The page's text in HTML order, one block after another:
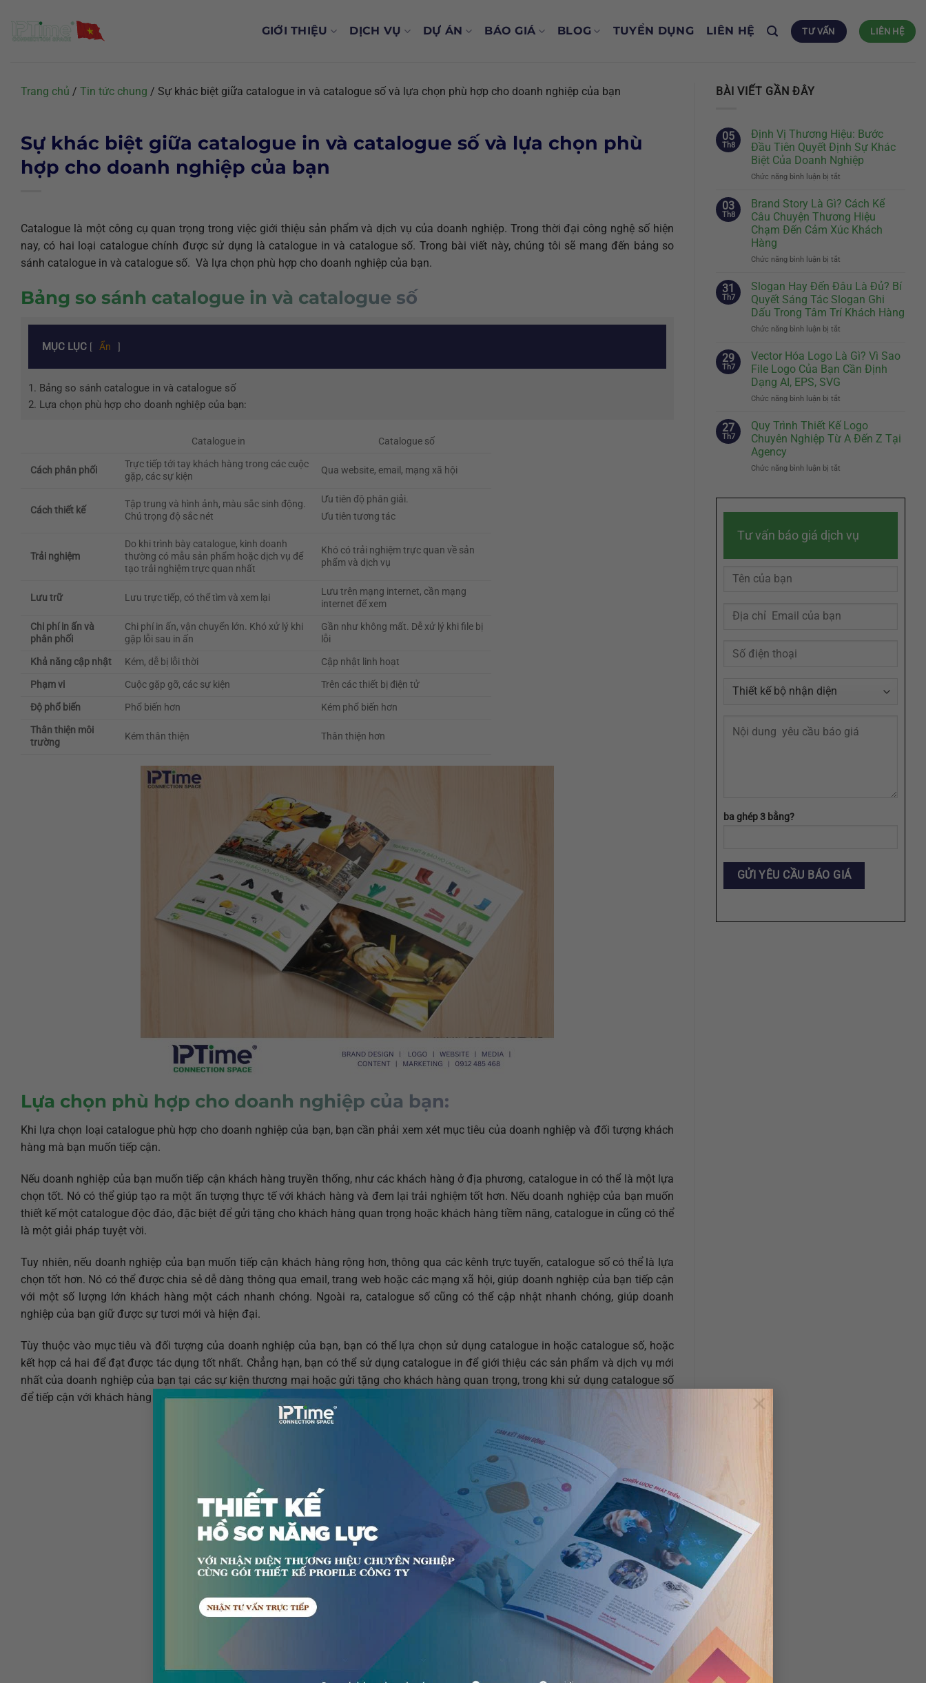
×
đến
GIỚI THIỆU DỊCH VỤ DỰ ÁN BÁO GIÁ BLOG TUYỂN DỤNG LIÊN HỆ TƯ VẤN LIÊN HỆ
Trang chủ / Tin tức chung / Sự khác biệt giữa catalogue in và catalogue số và lựa chọn phù hợp cho doanh nghiệp của bạn
Sự khác biệt giữa catalogue in và catalogue số và lựa chọn phù
hợp cho doanh nghiệp của bạn
Catalogue là một công cụ quan trọng trong việc giới thiệu sản phẩm và dịch vụ của doanh nghiệp. Trong thời đại công nghệ số hiện
nay, có hai loại catalogue chính được sử dụng là catalogue in và catalogue số. Trong bài viết này, chúng tôi sẽ mang đến bảng so
sánh catalogue in và catalogue số. Và lựa chọn phù hợp cho doanh nghiệp của bạn.
Bảng so sánh catalogue in và catalogue số
MỤC LỤC [ Ẩn ]
1. Bảng so sánh catalogue in và catalogue số
2. Lựa chọn phù hợp cho doanh nghiệp của bạn:
Catalogue in Catalogue số
Cách phân phối
Trực tiếp tới tay khách hàng trong các cuộc
gặp, các sự kiện
Qua website, email, mạng xã hội
Cách thiết kế
Tập trung và hình ảnh, màu sắc sinh động.
Chú trọng độ sắc nét
Ưu tiên độ phân giải.
Ưu tiên tương tác
Trải nghiệm
Do khi trình bày catalogue, kinh doanh
thường có mẫu sản phẩm hoặc dịch vụ để
tạo trải nghiệm trực quan nhất
Khó có trải nghiệm trực quan về sản
phẩm và dịch vụ
Lưu trữ Lưu trực tiếp, có thể tìm và xem lại
Lưu trên mạng internet, cần mạng
internet để xem
Chi phí in ấn và
phân phối
Chi phí in ấn, vận chuyển lớn. Khó xử lý khi
gặp lỗi sau in ấn
Gần như không mất. Dễ xử lý khi file bị
lỗi
Khả năng cập nhật
Kém, dễ bị lỗi thời
Cập nhật linh hoạt
Phạm vi
Cuộc gặp gỡ, các sự kiện
Trên các thiết bị điện tử
Độ phổ biến
Phổ biến hơn
Kém phổ biến hơn
Thân thiện môi
trường
Kém thân thiện Thân thiện hơn
Lựa chọn phù hợp cho doanh nghiệp của bạn:
Khi lựa chọn loại catalogue phù hợp cho doanh nghiệp của bạn, bạn cần phải xem xét mục tiêu của doanh nghiệp và đối tượng khách
hàng mà bạn muốn tiếp cận.
Nếu doanh nghiệp của bạn muốn tiếp cận khách hàng truyền thống, như các khách hàng ở địa phương, catalogue in có thể là một lựa
chọn tốt. Nó có thể giúp tạo ra một ấn tượng thực tế với khách hàng và đem lại trải nghiệm tốt hơn. Nếu doanh nghiệp của bạn muốn
thiết kế một catalogue độc đáo, đặc biệt để gửi tặng cho khách hàng quan trọng hoặc khách hàng tiềm năng, catalogue in cũng có thể
là một giải pháp tuyệt vời.
Tuy nhiên, nếu doanh nghiệp của bạn muốn tiếp cận khách hàng rộng hơn, thông qua các kênh trực tuyến, catalogue số có thể là lựa
chọn tốt hơn. Nó có thể được chia sẻ dễ dàng thông qua email, trang web hoặc các mạng xã hội, giúp doanh nghiệp của bạn tiếp cận
với một số lượng lớn khách hàng một cách nhanh chóng. Ngoài ra, catalogue số cũng có thể cập nhật nhanh chóng, giúp doanh
nghiệp của bạn giữ được sự tươi mới và hiện đại.
Tùy thuộc vào mục tiêu và đối tượng của doanh nghiệp của bạn, bạn có thể lựa chọn sử dụng catalogue in hoặc catalogue số, hoặc
kết hợp cả hai để đạt được tác dụng tốt nhất. Chẳng hạn, bạn có thể sử dụng catalogue in để giới thiệu các sản phẩm và dịch vụ mới
nhất của doanh nghiệp của bạn tại các sự kiện thương mại hoặc gửi tặng cho khách hàng quan trọng, trong khi sử dụng catalogue số
để tiếp cận với khách hàng trên mạng xã hội hoặc thông qua email marketing.
BÀI VIẾT GẦN ĐÂY
05
Th8
Định Vị Thương Hiệu: Bước
Đầu Tiên Quyết Định Sự Khác
Biệt Của Doanh Nghiệp
Chức năng bình luận bị tắt
Vị
Thương
Hiệu:
Bước
Định
Khác
Biệt
Nghiệp
03
Th8
Brand Story Là Gì? Cách Kể
Câu Chuyện Thương Hiệu
Chạm Đến Cảm Xúc Khách
Hàng
Chức năng bình luận bị tắt
Story
Gì?
Cách
Chuyện
Thương
Xúc
Khách
31
Th7
Slogan Hay Đến Đâu Là Đủ? Bí
Quyết Sáng Tác Slogan Ghi
Dấu Trong Tâm Trí Khách Hàng
Chức năng bình luận bị tắt
Hay
Đến
Đâu
Quyết
Sáng
Hàng
29
Th7
Vector Hóa Logo Là Gì? Vì Sao
File Logo Của Bạn Cần Định
Dạng AI, EPS, SVG
Chức năng bình luận bị tắt
Hóa
Logo
Là
Cần
27
Th7
Quy Trình Thiết Kế Logo
Chuyên Nghiệp Từ A Đến Z Tại
Agency
Chức năng bình luận bị tắt
Kế
Chuyên
Từ
Tư vấn báo giá dịch vụ
ba ghép 3 bằng?